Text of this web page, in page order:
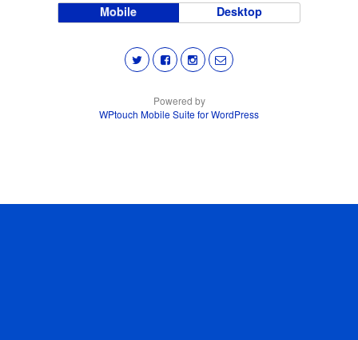
Mobile Desktop
Powered by
WPtouch Mobile Suite for WordPress